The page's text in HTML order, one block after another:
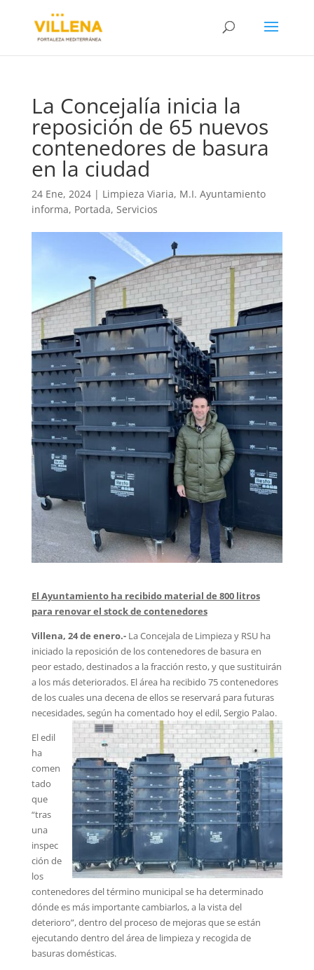
La Concejalía inicia la
reposición de 65 nuevos
contenedores de basura
en la ciudad
24 Ene, 2024| Limpieza Viaria, M.I. Ayuntamiento
informa, Portada, Servicios
El Ayuntamiento ha recibido material de 800 litros
para renovar el stock de contenedores
Villena, 24 de enero.- La Concejala de Limpieza y RSU ha
iniciado la reposición de los contenedores de basura en
peor estado, destinados a la fracción resto, y que sustituirán
a los más deteriorados. El área ha recibido 75 contenedores
de los cuales una decena de ellos se reservará para futuras
necesidades, según ha comentado hoy el edil, Sergio Palao.
El edil
ha
comen
tado
que
“tras
una
inspec
ción de
los
contenedores del término municipal se ha determinado
dónde es más importante cambiarlos, a la vista del
deterioro”, dentro del proceso de mejoras que se están
ejecutando dentro del área de limpieza y recogida de
basuras domésticas.